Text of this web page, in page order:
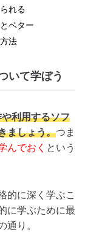
れる
ベター
法
いて学ぼう
利用するソフ
ましょう。つま
んでおく という
的に深く学ぶこ
に学ぶために最
通り。